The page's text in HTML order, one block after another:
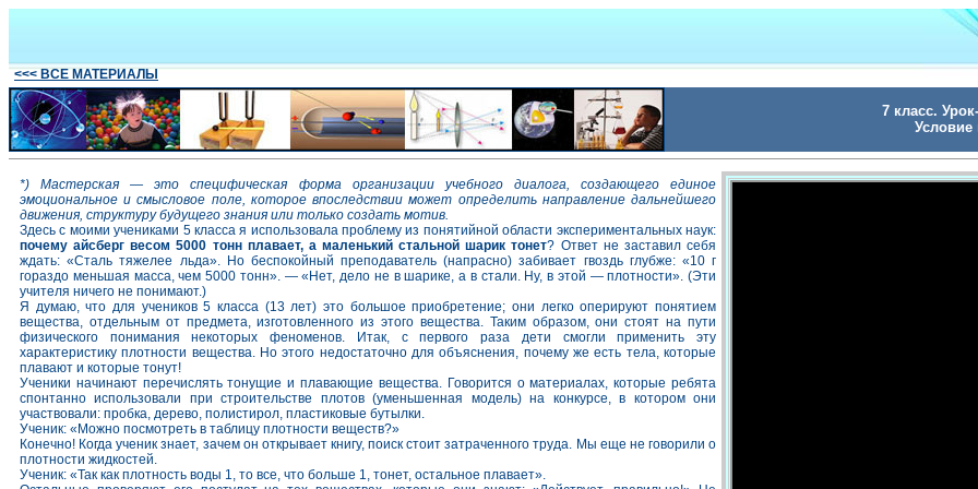
<<< ВСЕ МАТЕРИАЛЫ
7 класс.
Условие
*) Мастерская — это специфическая форма организации учебного диалога, создающего единое
эмоциональное и смысловое поле, которое впоследствии может определить направление дальнейшего
движения, структуру будущего знания или только создать мотив.
Здесь с моими учениками 5 класса я использовала проблему из понятийной области экспериментальных наук:
почему айсберг весом 5000 тонн плавает, а маленький стальной шарик тонет? Ответ не заставил себя
ждать: «Сталь тяжелее льда». Но беспокойный преподаватель (напрасно) забивает гвоздь глубже: «10 г
гораздо меньшая масса, чем 5000 тонн». — «Нет, дело не в шарике, а в стали. Ну, в этой — плотности». (Эти
учителя ничего не понимают.)
Я думаю, что для учеников 5 класса (13 лет) это большое приобретение; они легко оперируют понятием
вещества, отдельным от предмета, изготовленного из этого вещества. Таким образом, они стоят на пути
физического понимания некоторых феноменов. Итак, с первого раза дети смогли применить эту
характеристику плотности вещества. Но этого недостаточно для объяснения, почему же есть тела, которые
плавают и которые тонут!
Ученики начинают перечислять тонущие и плавающие вещества. Говорится о материалах, которые ребята
спонтанно использовали при строительстве плотов (уменьшенная модель) на конкурсе, в котором они
участвовали: пробка, дерево, полистирол, пластиковые бутылки.
Ученик: «Можно посмотреть в таблицу плотности веществ?»
Конечно! Когда ученик знает, зачем он открывает книгу, поиск стоит затраченного труда. Мы еще не говорили о
плотности жидкостей.
Ученик: «Так как плотность воды 1, то все, что больше 1, тонет, остальное плавает».